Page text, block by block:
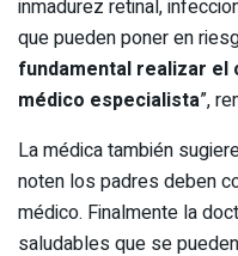
inmadurez retinal,
que pueden poner en
fundamental realizar el
médico especialista”,
La médica también
noten los padres deben
médico. Finalmente la
saludables que se